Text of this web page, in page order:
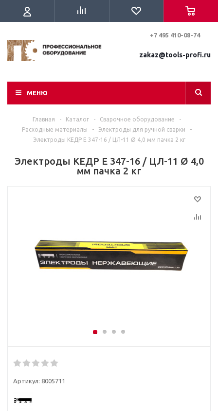
+7 495 410-08-74
zakaz@tools-profi.ru
МЕНЮ
Главная - Каталог - Сварочное оборудование
-
Расходные материалы
- Электроды для ручной сварки
-
Электроды КЕДР E 347-16 / ЦЛ-11 Ø 4,0 мм пачка 2 кг
Электроды КЕДР E 347-16 / ЦЛ-11 Ø 4,0
мм пачка 2 кг
Артикул: 8005711